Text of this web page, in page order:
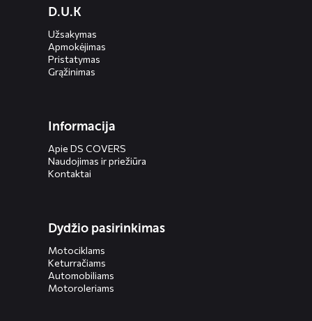
menusD.U.K
Užsakymas
Apmokėjimas
Pristatymas
Grąžinimas
Informacija
Apie DS COVERS
Naudojimas ir priežiūra
Kontaktai
Dydžio pasirinkimas
Motociklams
Keturračiams
Automobiliams
Motoroleriams